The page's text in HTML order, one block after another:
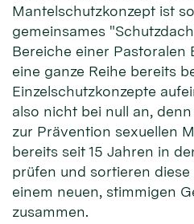
Mantelschutzkonzept ist
gemeinsames
Bereiche einer Pastoralen
eine ganze Reihe bereits
Einzelschutzkonzepte
also nicht bei null an,
zur Prävention sexuellen
bereits seit 15 Jahren in
prüfen und sortieren
einem neuen, stimmigen
zusammen.